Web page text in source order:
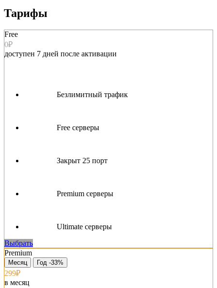
Тарифы
Free
0₽
доступен 7 дней после активации
Безлимитный трафик
Free серверы
Закрыт 25 порт
Premium серверы
Ultimate серверы
Выбрать
Premium
Месяц Год -33%
299₽
в месяц